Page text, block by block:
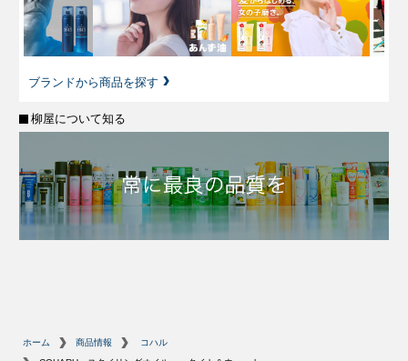
ブランドから商品を探す
柳屋について知る
ホーム 商品情報
コハル